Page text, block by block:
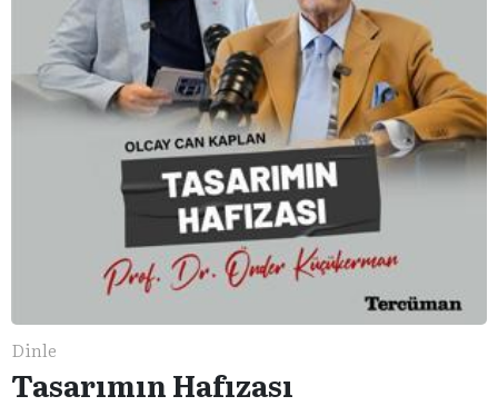
Dinle
Tasarımın Hafızası